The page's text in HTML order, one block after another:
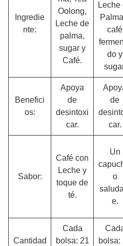
Ingredie
nte:
Oolong,
Leche de
palma,
sugar y
Café.
Leche
café
do y
Benefici
os:
Apoya
de
desintoxi
car.
de
car.
Sabor:
Café con
Leche y
toque de
té.
Un
o
e.
Cantidad
Cada
bolsa: 21
bolsa: